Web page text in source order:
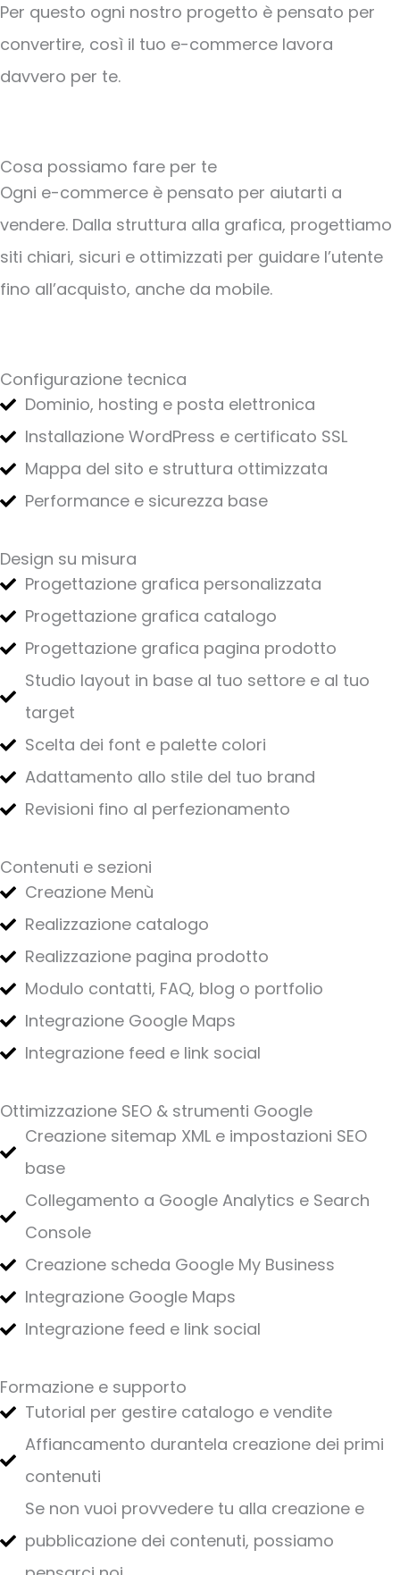
Per questo ogni nostro progetto è pensato per
convertire, così il tuo e-commerce lavora
davvero per te.
Cosa possiamo fare per te
Ogni e-commerce è pensato per aiutarti a
vendere. Dalla struttura alla grafica, progettiamo
siti chiari, sicuri e ottimizzati per guidare l’utente
fino all’acquisto, anche da mobile.
Configurazione tecnica
Dominio, hosting e posta elettronica
Installazione WordPress e certificato SSL
Mappa del sito e struttura ottimizzata
Performance e sicurezza base
Design su misura
Progettazione grafica personalizzata
Progettazione grafica catalogo
Progettazione grafica pagina prodotto
Studio layout in base al tuo settore e al tuo
target
Scelta dei font e palette colori
Adattamento allo stile del tuo brand
Revisioni fino al perfezionamento
Contenuti e sezioni
Creazione Menù
Realizzazione catalogo
Realizzazione pagina prodotto
Modulo contatti, FAQ, blog o portfolio
Integrazione Google Maps
Integrazione feed e link social
Ottimizzazione SEO & strumenti Google
Creazione sitemap XML e impostazioni SEO
base
Collegamento a Google Analytics e Search
Console
Creazione scheda Google My Business
Integrazione Google Maps
Integrazione feed e link social
Formazione e supporto
Tutorial per gestire catalogo e vendite
Affiancamento durantela creazione dei primi
contenuti
Se non vuoi provvedere tu alla creazione e
pubblicazione dei contenuti, possiamo